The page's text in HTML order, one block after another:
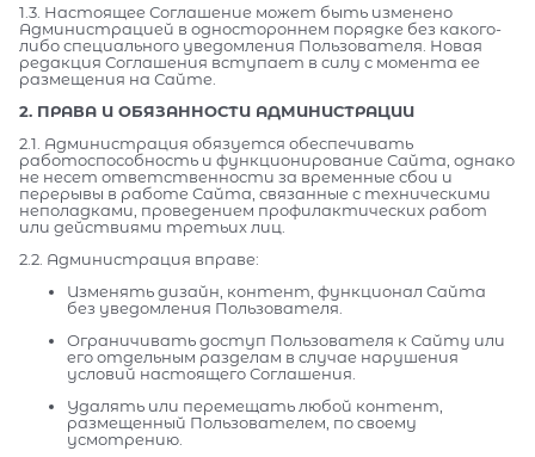
1.3. Настоящее Соглашение может быть изменено
Администрацией в одностороннем порядке без какого-
либо специального уведомления Пользователя. Новая
редакция Соглашения вступает в силу с момента ее
размещения на Сайте.
2. ПРАВА И ОБЯЗАННОСТИ АДМИНИСТРАЦИИ
2.1. Администрация обязуется обеспечивать
работоспособность и функционирование Сайта, однако
не несет ответственности за временные сбои и
перерывы в работе Сайта, связанные с техническими
неполадками, проведением профилактических работ
или действиями третьих лиц.
2.2. Администрация вправе:
Изменять дизайн, контент, функционал Сайта
без уведомления Пользователя.
Ограничивать доступ Пользователя к Сайту или
его отдельным разделам в случае нарушения
условий настоящего Соглашения.
Удалять или перемещать любой контент,
размещенный Пользователем, по своему
усмотрению.